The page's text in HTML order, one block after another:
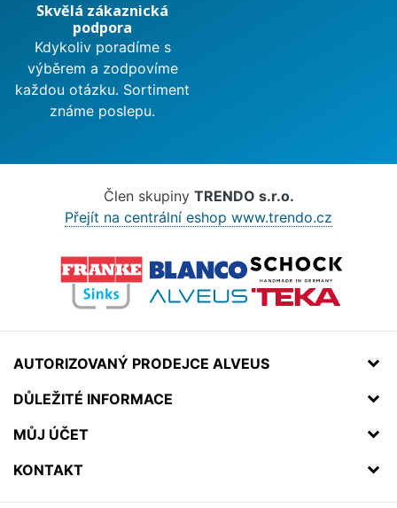
Skvělá zákaznická
podpora
Kdykoliv poradíme s
výběrem a zodpovíme
každou otázku. Sortiment
známe poslepu.
Člen skupiny TRENDO s.r.o.
Přejít na centrální eshop www.trendo.cz
AUTORIZOVANÝ PRODEJCE ALVEUS
DŮLEŽITÉ INFORMACE
MŮJ ÚČET
KONTAKT